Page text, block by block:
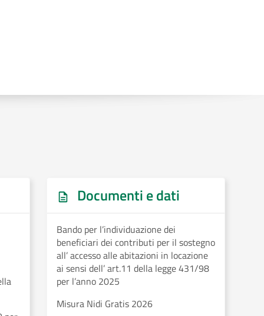
Documenti e dati
Bando per l’individuazione dei
beneficiari dei contributi per il sostegno
all’ accesso alle abitazioni in locazione
ai sensi dell’ art.11 della legge 431/98
per l’anno 2025
Misura Nidi Gratis 2026